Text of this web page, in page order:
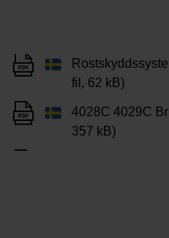
fil, 62 kB)
4028C 4029C
357 kB)